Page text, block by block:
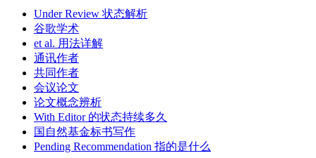
Under Review 状态解析
谷歌学术
et al. 用法详解
通讯作者
共同作者
会议论文
论文概念辨析
With Editor 的状态持续多久
国自然基金标书写作
Pending Recommendation 指的是什么